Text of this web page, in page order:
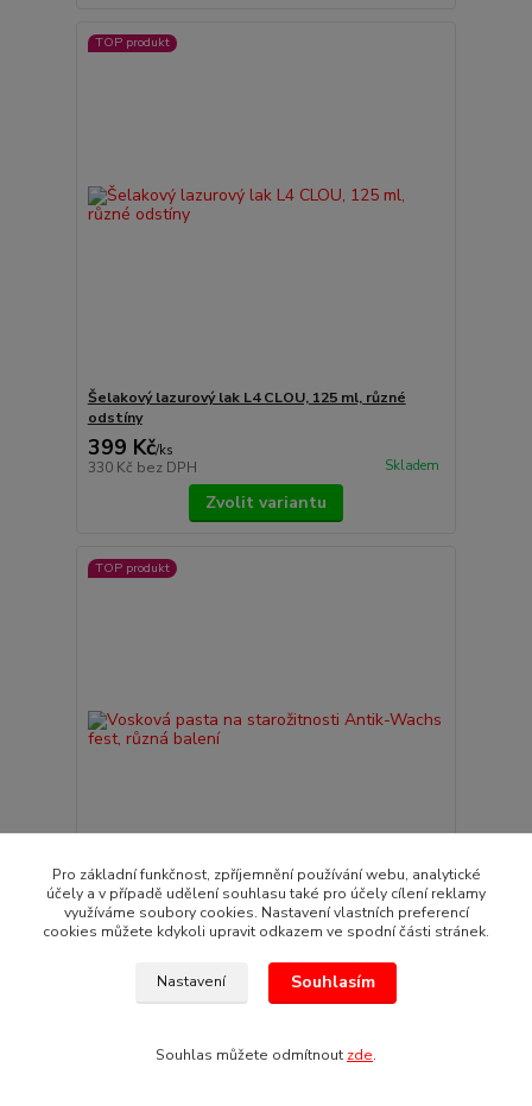
TOP produkt
Šelakový lazurový lak L4 CLOU, 125 ml, různé
odstíny
399 Kč/ks
330 Kč bez DPH Skladem
Zvolit variantu
TOP produkt
Vosková pasta na starožitnosti Antik-Wachs
fest, různá balení
/ks
Pro základní funkčnost, zpříjemnění používání webu, analytické
účely a v případě udělení souhlasu také pro účely cílení reklamy
využíváme soubory cookies. Nastavení vlastních preferencí
cookies můžete kdykoli upravit odkazem ve spodní části stránek.
Nastavení Souhlasím
Souhlas můžete odmítnout zde.